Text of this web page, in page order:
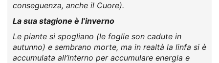
conseguenza, anche il Cuore).
La sua stagione è l’inverno
Le piante si spogliano (le foglie son cadute in
autunno) e sembrano morte, ma in realtà la linfa si è
accumulata all’interno per accumulare energia e